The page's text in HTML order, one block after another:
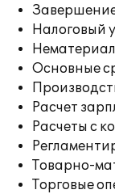
Налоговый
Основные
Расчет
Расчеты с
Товарно-
Торговые